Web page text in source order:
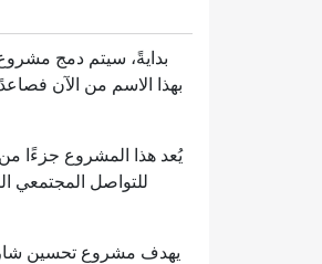
بهذا الاسم من الآن
يُعد هذا المشروع جزءًا
للتواصل المجتمعي